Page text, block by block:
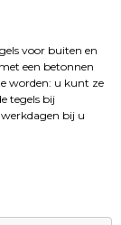
voor buiten en
een betonnen
worden: u kunt ze
tegels bij
bij u